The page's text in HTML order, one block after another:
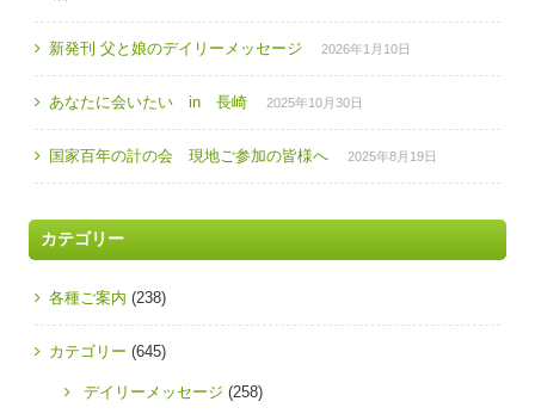
新発刊 父と娘のデイリーメッセージ 2026年1月10日
あなたに会いたい in 長崎 2025年10月30日
国家百年の計の会 現地ご参加の皆様へ 2025年8月19日
カテゴリー
各種ご案内 (238)
カテゴリー (645)
デイリーメッセージ (258)